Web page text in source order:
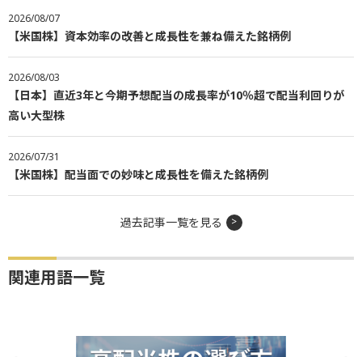
2026/08/07
【米国株】資本効率の改善と成長性を兼ね備えた銘柄例
2026/08/03
【日本】直近3年と今期予想配当の成長率が10％超で配当利回りが
高い大型株
2026/07/31
【米国株】配当面での妙味と成長性を備えた銘柄例
過去記事一覧を見る
関連用語一覧